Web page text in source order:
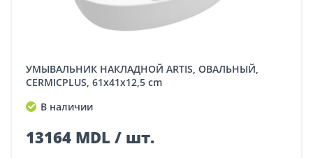
УМЫВАЛЬНИК НАКЛАДНОЙ ARTIS, ОВАЛЬНЫЙ,
CERMICPLUS, 61x41x12,5 cm
В наличии
13164 MDL / шт.